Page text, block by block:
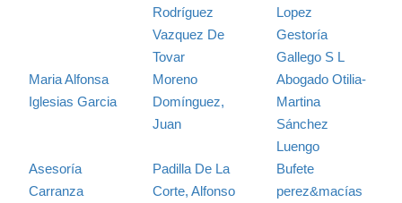
Rodríguez
Vazquez De
Tovar
Lopez
Gestoría
Gallego S L
Maria Alfonsa
Iglesias Garcia
Moreno
Domínguez,
Juan
Abogado Otilia-
Martina
Sánchez
Luengo
Asesoría
Carranza
Padilla De La
Corte, Alfonso
Bufete
perez&macías